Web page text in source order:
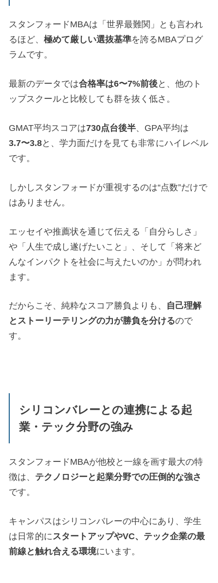
スタンフォードMBAは「世界最難関」とも言われ
るほど、 極めて厳しい選抜基準を誇るMBAプログ
ラムです。
最新のデータでは合格率は6〜7%前後と、他のト
ップスクールと比較しても群を抜く低さ。
GMAT平均スコアは730点台後半、GPA平均は
3.7〜3.8と、学力面だけを見ても非常にハイレベル
です。
しかしスタンフォードが重視するのは“点数”だけで
はありません。
エッセイや推薦状を通じて伝える「自分らしさ」
や「人生で成し遂げたいこと」、そして「将来ど
んなインパクトを社会に与えたいのか」が問われ
ます。
だからこそ、純粋なスコア勝負よりも、 自己理解
とストーリーテリングの力が勝負を分けるので
す。
シリコンバレーとの連携による起
業・テック分野の強み
スタンフォードMBAが他校と一線を画す最大の特
徴は、 テクノロジーと起業分野での圧倒的な強さ
です。
キャンパスはシリコンバレーの中心にあり、学生
は日常的にスタートアップやVC、テック企業の最
前線と触れ合える環境にいます。